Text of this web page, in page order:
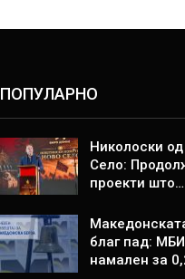
ПОПУЛАРНО
Николоски
Село:
проекти што…
благ пад:
намален за